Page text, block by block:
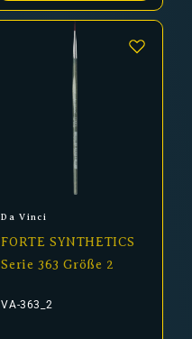
Anbieter:
Da Vinci
FORTE SYNTHETICS
Serie 363 Größe 2
VA-363_2